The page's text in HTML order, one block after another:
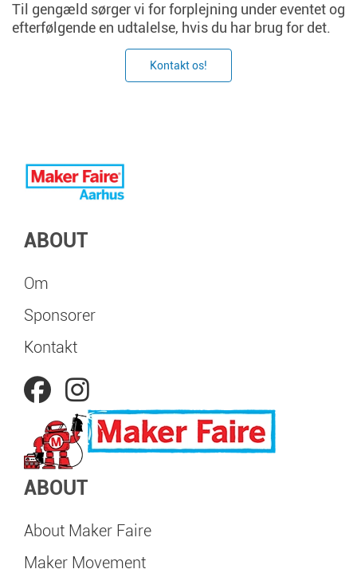
Til gengæld sørger vi for forplejning under eventet og
efterfølgende en udtalelse, hvis du har brug for det.
Kontakt os!
ABOUT
Om
Sponsorer
Kontakt
ABOUT
About Maker Faire
Maker Movement